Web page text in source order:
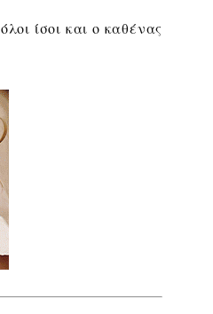
ίσοι και ο καθένας